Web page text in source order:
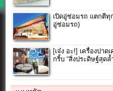
เปิดอู่ซ่อมรถ แตกตีทุ
อู่ซ่อมรถ)
[เจ๋ง อะ!] เครื่องปา
กริ้บ “สิ่งประดิษฐ์สุดล้